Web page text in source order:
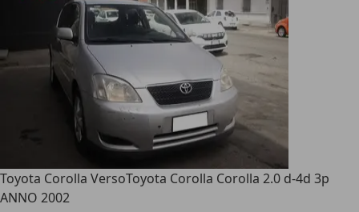
Toyota Corolla VersoToyota Corolla Corolla 2.0 d-4d 3p
ANNO 2002